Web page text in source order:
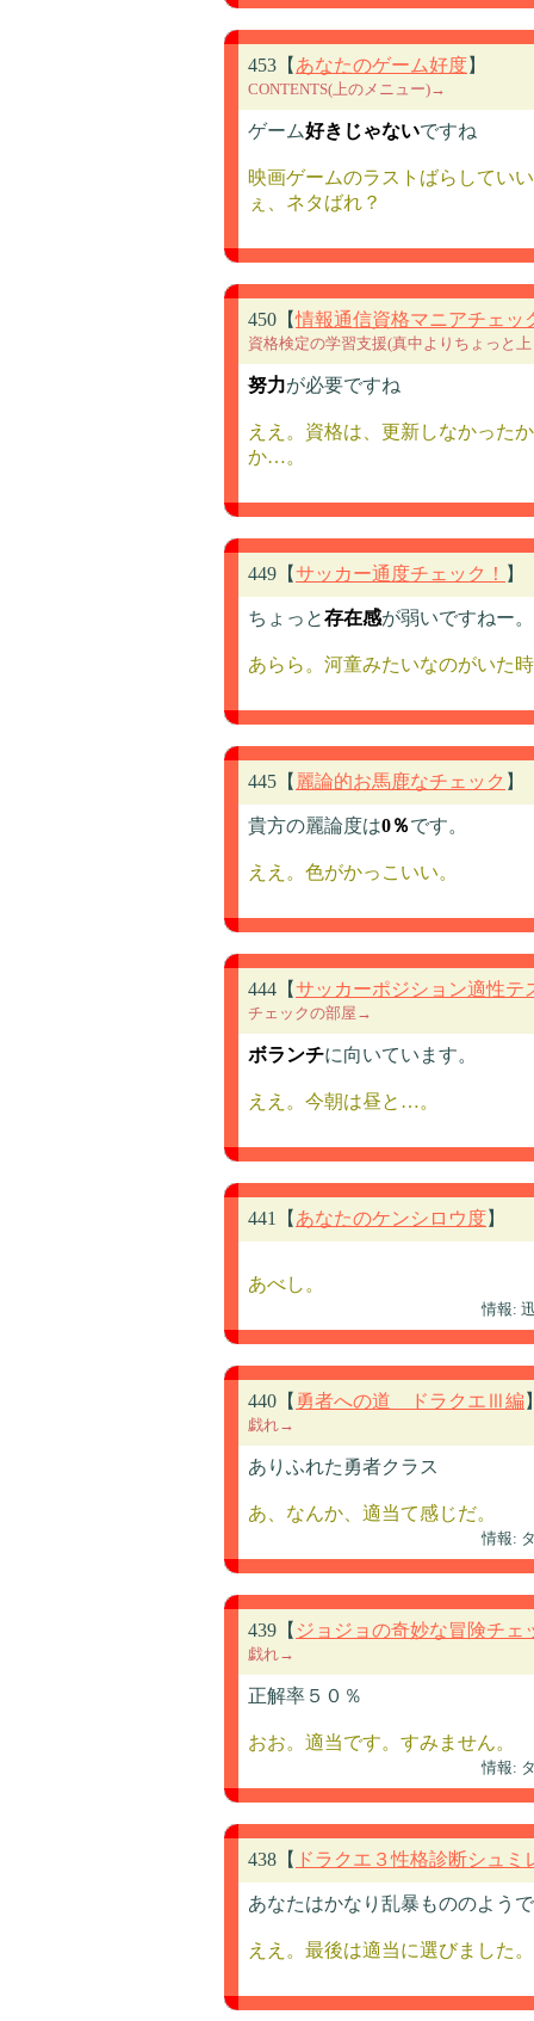
453【 あなたのゲーム好度】
CONTENTS(上のメニュー)→
ゲーム好きじゃないですね
映画ゲームのラストばらしてい
ぇ、ネタばれ？
450【情報通信資格マニアチェッ
資格検定の学習支援(真中よりちょっと
努力が必要ですね
ええ。資格は、更新しなかった
か…。
449【サッカー通度チェック！ 】
ちょっと存在感が弱いですねー。
あらら。河童みたいなのがいた
445【 麗論的お馬鹿なチェック 】
貴方の麗論度は0％です。
ええ。色がかっこいい。
444【サッカーポジション適性テ
チェックの部屋→
ボランチに向いています。
ええ。今朝は昼と…。
441【 あなたのケンシロウ度】
あべし。
情報:
440【 勇者への道 ドラクエⅢ編
戯れ→
ありふれた勇者クラス
あ、なんか、適当て感じだ。
情報:
439【 ジョジョの奇妙な冒険チ
戯れ→
正解率５０％
おお。適当です。すみません。
情報:
438【 ドラクエ３性格診断シュミ
あなたはかなり乱暴もののよう
ええ。最後は適当に選びました